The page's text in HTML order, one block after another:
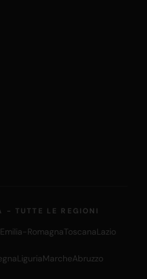
- TUTTE LE REGIONI
Emilia-RomagnaToscanaLazio
LiguriaMarcheAbruzzo